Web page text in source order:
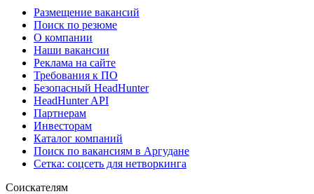
Размещение вакансий
Поиск по резюме
О компании
Наши вакансии
Реклама на сайте
Требования к ПО
Безопасный HeadHunter
HeadHunter API
Партнерам
Инвесторам
Каталог компаний
Поиск по вакансиям в Аргудане
Сетка: соцсеть для нетворкинга
Соискателям